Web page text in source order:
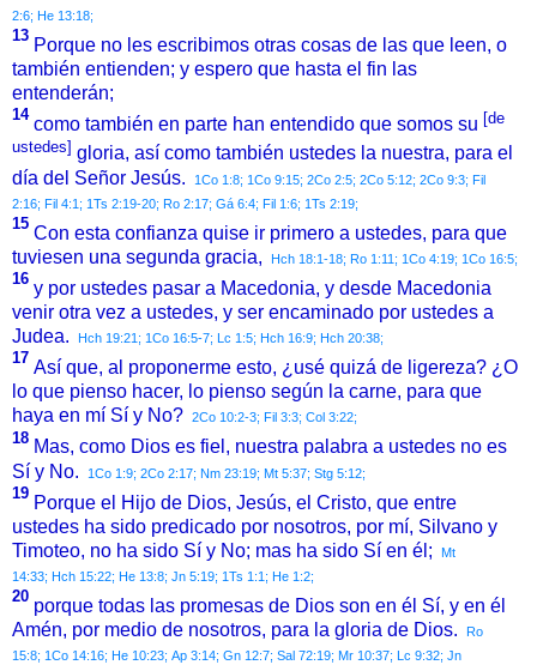
2:6; He 13:18;
13 Porque no les escribimos otras cosas de las que leen, o
también entienden; y espero que hasta el fin las
entenderán;
14 como también en parte han entendido que somos su [de
ustedes] gloria, así como también ustedes la nuestra, para el
día del Señor Jesús.
1Co 1:8; 1Co 9:15; 2Co 2:5; 2Co 5:12; 2Co 9:3; Fil
2:16; Fil 4:1; 1Ts 2:19-20; Ro 2:17; Gá 6:4; Fil 1:6; 1Ts 2:19;
15 Con esta confianza quise ir primero a ustedes, para que
tuviesen una segunda gracia,
Hch 18:1-18; Ro 1:11; 1Co 4:19; 1Co 16:5;
16 y por ustedes pasar a Macedonia, y desde Macedonia
venir otra vez a ustedes, y ser encaminado por ustedes a
Judea.
Hch 19:21; 1Co 16:5-7; Lc 1:5; Hch 16:9; Hch 20:38;
17 Así que, al proponerme esto, ¿usé quizá de ligereza? ¿O
lo que pienso hacer, lo pienso según la carne, para que
haya en mí Sí y No? 2Co 10:2-3; Fil 3:3; Col 3:22;
18 Mas, como Dios es fiel, nuestra palabra a ustedes no es
Sí y No.
1Co 1:9; 2Co 2:17; Nm 23:19; Mt 5:37; Stg 5:12;
19 Porque el Hijo de Dios, Jesús, el Cristo, que entre
ustedes ha sido predicado por nosotros, por mí, Silvano y
Timoteo, no ha sido Sí y No; mas ha sido Sí en él;
Mt
14:33; Hch 15:22; He 13:8; Jn 5:19; 1Ts 1:1; He 1:2;
20 porque todas las promesas de Dios son en él Sí, y en él
Amén, por medio de nosotros, para la gloria de Dios.
Ro
15:8; 1Co 14:16; He 10:23; Ap 3:14; Gn 12:7; Sal 72:19; Mr 10:37; Lc 9:32; Jn